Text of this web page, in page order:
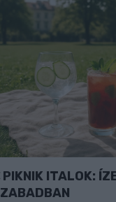
PIKNIK ITALOK: